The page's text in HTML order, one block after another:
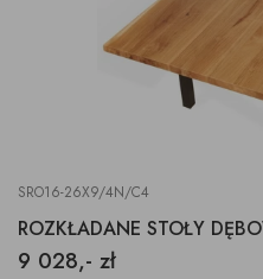
SRO16-26X9/4N/C4
ROZKŁADANE STOŁY
9 028,- zł